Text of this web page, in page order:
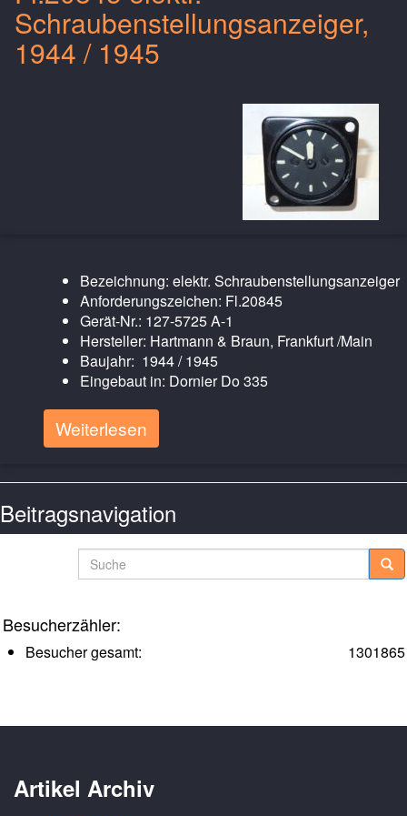
Schraubenstellungsanzeiger,
1944 / 1945
Bezeichnung: elektr. Schraubenstellungsanzeiger
Anforderungszeichen: Fl.20845
Gerät-Nr.: 127-5725 A-1
Hersteller: Hartmann & Braun, Frankfurt /Main
Baujahr: 1944 / 1945
Eingebaut in: Dornier Do 335
Weiterlesen
Beitragsnavigation
Suche
Besucherzähler:
1301865
Besucher gesamt:
Artikel Archiv